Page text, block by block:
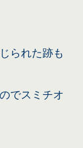
られた跡も
でスミチオ